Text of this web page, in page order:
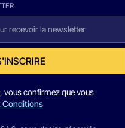
vous confirmez que vous
Conditions